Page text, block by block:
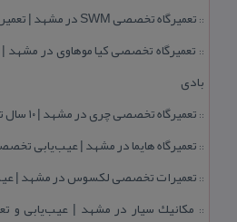
:: تعمیرگاه تخصصی SWM در مشهد | تعمیر موتور، گیربكس و عیب‌یابی برق
:: تعمیرگاه تخصصی كیا موهاوی در مشهد |
بادی
:: تعمیرگاه تخصصی چری در مشهد | ۱۰ سال تجربه و امداد خودرو
:: تعمیرگاه هایما در مشهد | عیب‌یابی
:: تعمیرات تخصصی لكسوس در مشهد |
:: مكانیك سیار در مشهد | عیب‌یابی و